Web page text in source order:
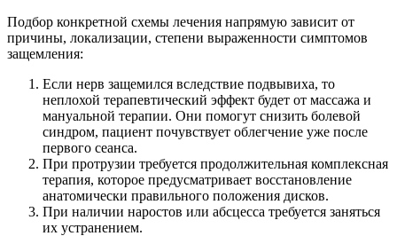
Подбор конкретной схемы лечения напрямую зависит от
причины, локализации, степени выраженности симптомов
защемления:
Если нерв защемился вследствие подвывиха, то
неплохой терапевтический эффект будет от массажа и
мануальной терапии. Они помогут снизить болевой
синдром, пациент почувствует облегчение уже после
первого сеанса.
При протрузии требуется продолжительная комплексная
терапия, которое предусматривает восстановление
анатомически правильного положения дисков.
При наличии наростов или абсцесса требуется заняться
их устранением.